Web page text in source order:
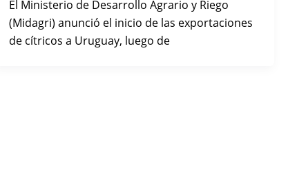
El Ministerio de Desarrollo Agrario y Riego
(Midagri) anunció el inicio de las exportaciones
de cítricos a Uruguay, luego de